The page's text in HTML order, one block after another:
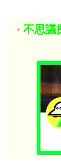
・ 不思議